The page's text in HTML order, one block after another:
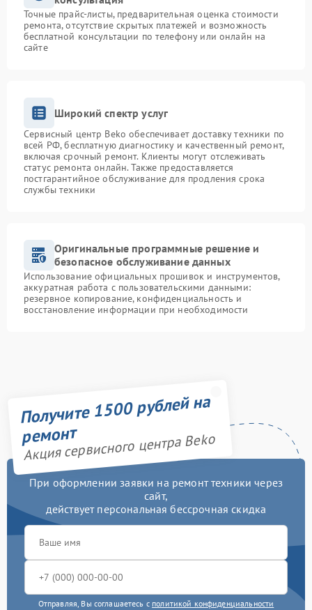
Точные прайс-листы, предварительная оценка стоимости
ремонта, отсутствие скрытых платежей и возможность
бесплатной консультации по телефону или онлайн на
сайте
Широкий спектр услуг
Сервисный центр Beko обеспечивает доставку техники по
всей РФ, бесплатную диагностику и качественный ремонт,
включая срочный ремонт. Клиенты могут отслеживать
статус ремонта онлайн. Также предоставляется
постгарантийное обслуживание для продления срока
службы техники
Оригинальные программные решение и
безопасное обслуживание данных
Использование официальных прошивок и инструментов,
аккуратная работа с пользовательскими данными:
резервное копирование, конфиденциальность и
восстановление информации при необходимости
Получите 1500 рублей на
ремонт
Акция сервисного центра Beko
При оформлении заявки на ремонт техники через
сайт,
действует персональная бессрочная скидка
Отправляя, Вы соглашаетесь с политикой конфиденциальности